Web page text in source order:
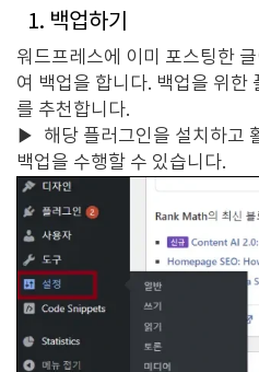
1. 백업하기
워드프레스에 이미 포스팅한
여 백업을 합니다. 백업을 위한
를 추천합니다.
▶ 해당 플러그인을 설치하고
백업을 수행할 수 있습니다.